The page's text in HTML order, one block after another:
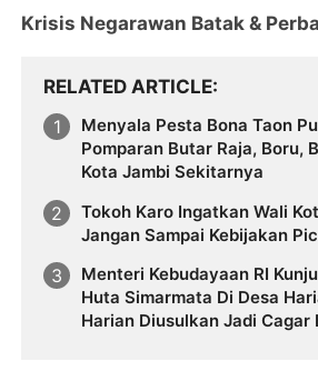
Krisis Negarawan Batak &
RELATED ARTICLE
Menyala Pesta Bona Taon
Pomparan Butar Raja, Boru,
Kota Jambi Sekitarnya
Tokoh Karo Ingatkan Wali
Jangan Sampai Kebijakan
Menteri Kebudayaan RI
Huta Simarmata Di Desa
Harian Diusulkan Jadi Cagar